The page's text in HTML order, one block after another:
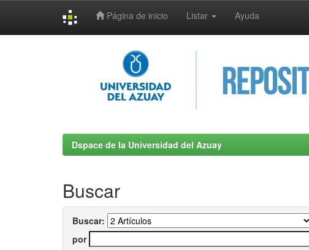
Página de inicio Listar Ayuda
Dspace de la Universidad del Azuay
Buscar
Buscar:
por